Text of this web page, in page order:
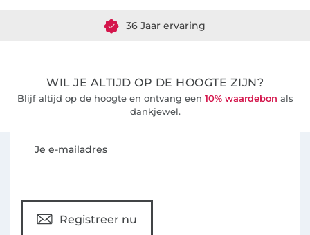
36 Jaar ervaring
WIL JE ALTIJD OP DE HOOGTE ZIJN?
Blijf altijd op de hoogte en ontvang een 10% waardebon als
dankjewel.
Je e-mailadres
Registreer nu